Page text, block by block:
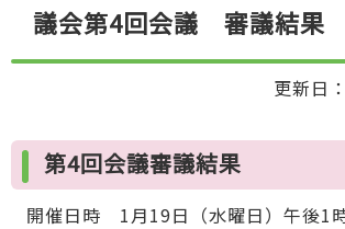
議会第4回会議 審議結果
更新日
第4回会議審議結果
開催日時 1月19日（水曜日）午後1